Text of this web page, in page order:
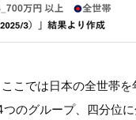
こでは日本の全世帯を
のグループ、四分位